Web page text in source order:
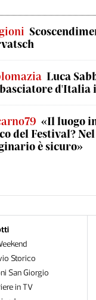
Luca
d'Italia
«Il luogo
del Festival?
è sicuro»
Storico
San Giorgio
in TV